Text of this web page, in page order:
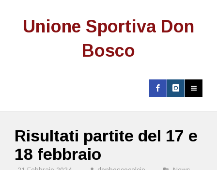
Unione Sportiva Don
Bosco
Risultati partite del 17 e
18 febbraio